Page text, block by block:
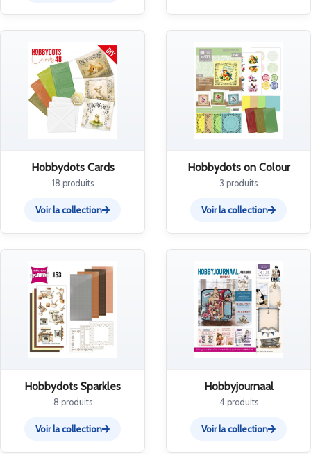
Hobbydots Cards
18 produits
Voir la collection
Hobbydots on Colour
3 produits
Voir la collection
Hobbydots Sparkles
8 produits
Voir la collection
Hobbyjournaal
4 produits
Voir la collection